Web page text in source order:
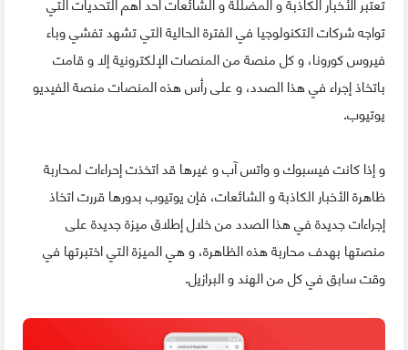
تواجه شركات التكنولوجيا في الفترة الحالية التي تشهد تفشي وباء
فيروس كورونا، و كل منصة من المنصات الإلكترونية إلا و قامت
باتخاذ إجراء في هذا الصدد، و على رأس هذه المنصات منصة الفيديو
يوتيوب.
و إذا كانت فيسبوك و واتس آب و غيرها قد اتخذت إحراءات لمحاربة
ظاهرة الأخبار الكاذبة و الشائعات، فإن يوتيوب بدورها قررت اتخاذ
إجراءات جديدة في هذا الصدد من خلال إطلاق ميزة جديدة على
منصتها بهدف محاربة هذه الظاهرة، و هي الميزة التي اختبرتها في
وقت سابق في كل من الهند و البرازيل.